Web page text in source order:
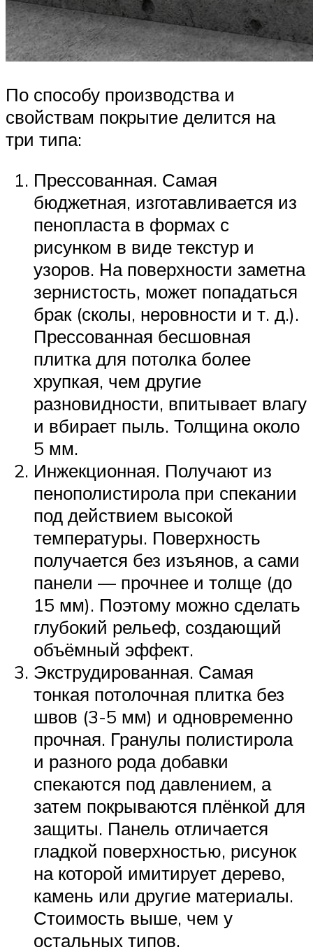
По способу производства и
свойствам покрытие делится на
три типа:
Прессованная. Самая
бюджетная, изготавливается из
пенопласта в формах с
рисунком в виде текстур и
узоров. На поверхности заметна
зернистость, может попадаться
брак (сколы, неровности и т. д.).
Прессованная бесшовная
плитка для потолка более
хрупкая, чем другие
разновидности, впитывает влагу
и вбирает пыль. Толщина около
5 мм.
Инжекционная. Получают из
пенополистирола при спекании
под действием высокой
температуры. Поверхность
получается без изъянов, а сами
панели — прочнее и толще (до
15 мм). Поэтому можно сделать
глубокий рельеф, создающий
объёмный эффект.
Экструдированная. Самая
тонкая потолочная плитка без
швов (3-5 мм) и одновременно
прочная. Гранулы полистирола
и разного рода добавки
спекаются под давлением, а
затем покрываются плёнкой для
защиты. Панель отличается
гладкой поверхностью, рисунок
на которой имитирует дерево,
камень или другие материалы.
Стоимость выше, чем у
остальных типов.